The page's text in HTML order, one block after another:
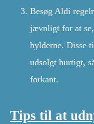
Besøg Aldi
jævnligt for at
hylderne. Disse
udsolgt hurtigt,
forkant.
Tips til at